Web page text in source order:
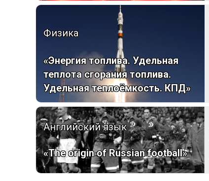
Физика
«Энергия топлива. Удельная
теплота сгорания топлива.
Удельная теплоёмкость. КПД»
Английский язык
«The origin of Russian football»